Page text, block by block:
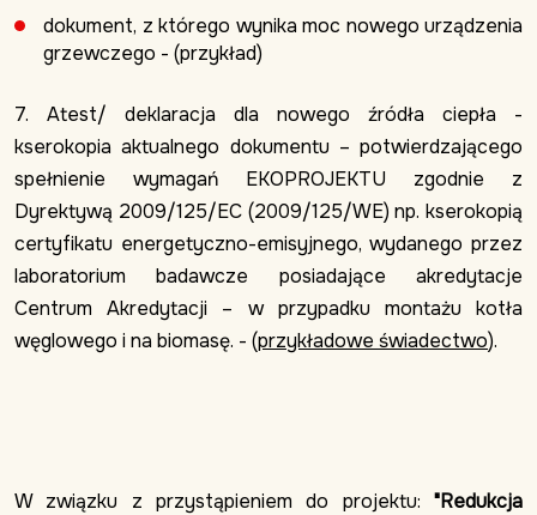
dokument, z którego wynika moc nowego urządzenia
grzewczego - (przykład)
7. Atest/ deklaracja dla nowego źródła ciepła -
kserokopia aktualnego dokumentu – potwierdzającego
spełnienie wymagań EKOPROJEKTU zgodnie z
Dyrektywą 2009/125/EC (2009/125/WE) np. kserokopią
certyfikatu energetyczno-emisyjnego, wydanego przez
laboratorium badawcze posiadające akredytacje
Centrum Akredytacji – w przypadku montażu kotła
węglowego i na biomasę. - (przykładowe świadectwo).
W związku z przystąpieniem do projektu: "Redukcja